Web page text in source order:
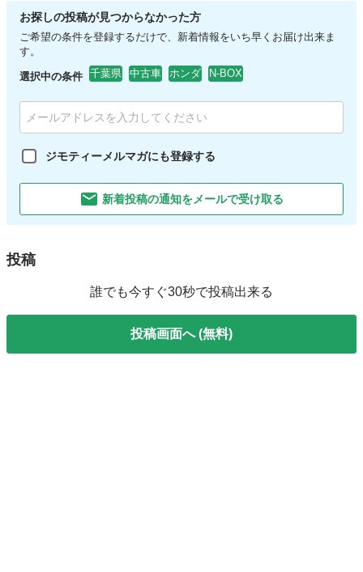
お探しの投稿が見つからなかった方
ご希望の条件を登録するだけで、新着情報をいち早くお届け出来ま
す。
選択中の条件 千葉県 中古車 ホンダ N-BOX
ジモティーメルマガにも登録する
新着投稿の通知をメールで受け取る
投稿
誰でも今すぐ30秒で投稿出来る
投稿画面へ (無料)